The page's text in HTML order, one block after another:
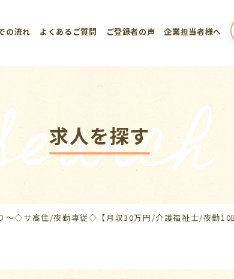
の流れ よくあるご質問 ご登録者の声 企業担当者様へ
求人を探す
～◇サ高住/夜勤専従◇【月収30万円/介護福祉士/夜勤